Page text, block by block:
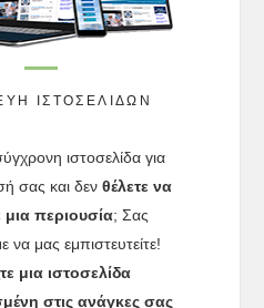
ΙΣΤΟΣΕΛΊΔΩΝ
ιστοσελίδα για
σας και δεν θέλετε να
μια περιουσία; Σας
να μας εμπιστευτείτε!
μια ιστοσελίδα
στις ανάγκες σας